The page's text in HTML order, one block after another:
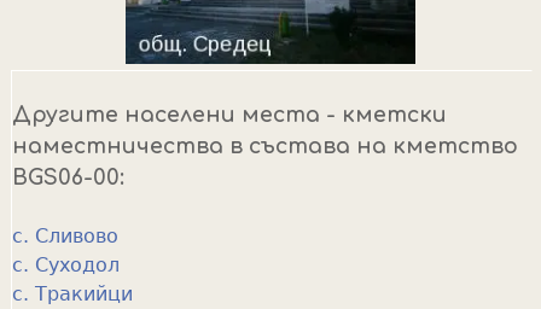
Другите населени места - кметски
наместничества в състава на кметство
BGS06-00:
с. Сливово
с. Суходол
с. Тракийци